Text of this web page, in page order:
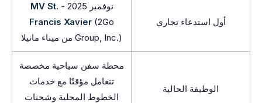
أول استدعاء تجاري
نوفمبر 2025 -
MV St.
Francis Xavier (2Go
Group, Inc.) من ميناء مانيلا
الوظيفة الحالية
محطة سفن سياحية مخصصة
تتعامل مؤقتًا مع خدمات
الخطوط المحلية وشحنات